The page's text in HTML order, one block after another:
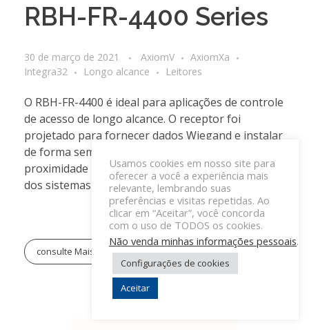
RBH-FR-4400 Series
30 de março de 2021 AxiomV
AxiomXa
Integra32
Longo alcance Leitores
O RBH-FR-4400 é ideal para aplicações de controle
de acesso de longo alcance. O receptor foi
projetado para fornecer dados Wiegand e instalar
de forma semelhante aos nossos leitores de
proximidade para fácil integração com a maioria
dos sistemas de controle de acesso.
consulte Mais informação
Usamos cookies em nosso site para
oferecer a você a experiência mais
relevante, lembrando suas
preferências e visitas repetidas. Ao
clicar em “Aceitar”, você concorda
com o uso de TODOS os cookies.
Não venda minhas informações pessoais.
Configurações de cookies
Aceitar